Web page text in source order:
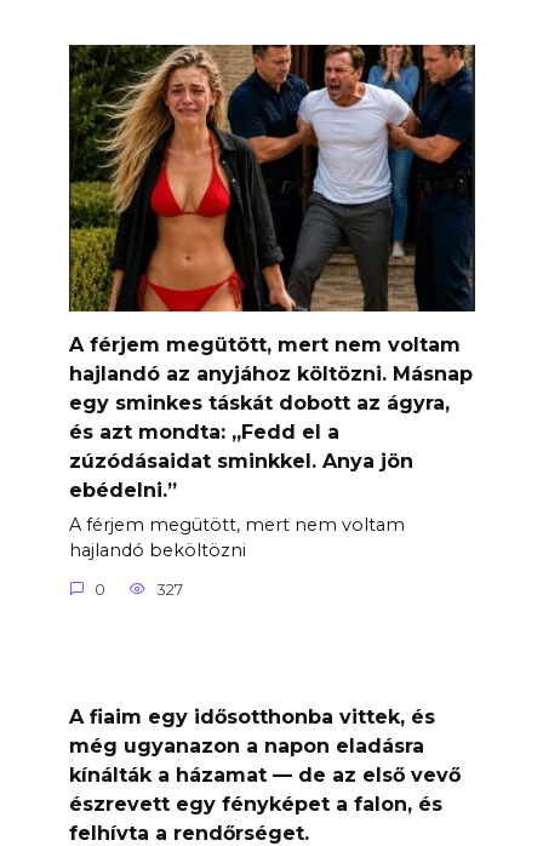
A férjem megütött, mert nem voltam
hajlandó az anyjához költözni. Másnap
egy sminkes táskát dobott az ágyra,
és azt mondta: „Fedd el a
zúzódásaidat sminkkel. Anya jön
ebédelni.”
A férjem megütött, mert nem voltam
hajlandó beköltözni
0 327
A fiaim egy idősotthonba vittek, és
még ugyanazon a napon eladásra
kínálták a házamat — de az első vevő
észrevett egy fényképet a falon, és
felhívta a rendőrséget.